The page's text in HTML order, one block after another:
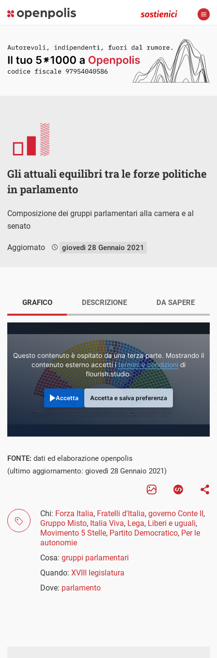
Gli attuali equilibri tra le forze politiche
in parlamento
Composizione dei gruppi parlamentari alla camera e al
senato
Aggiornato giovedì 28 Gennaio 2021
GRAFICO
Questo contenuto è ospitato da una terza parte. Mostrando il
contenuto esterno accetti itermini e condizioni di
flourish.studio.
Accetta Accetta e salva preferenza
DESCRIZIONE DA SAPERE
FONTE: dati ed elaborazione openpolis
(ultimo aggiornamento: giovedì 28 Gennaio 2021)
Chi: Forza Italia, Fratelli d'Italia, governo Conte II,
Gruppo Misto, Italia Viva, Lega, Liberi e uguali,
Movimento 5 Stelle, Partito Democratico, Per le
autonomie
Cosa: gruppi parlamentari
Quando: XVIII legislatura
Dove: parlamento